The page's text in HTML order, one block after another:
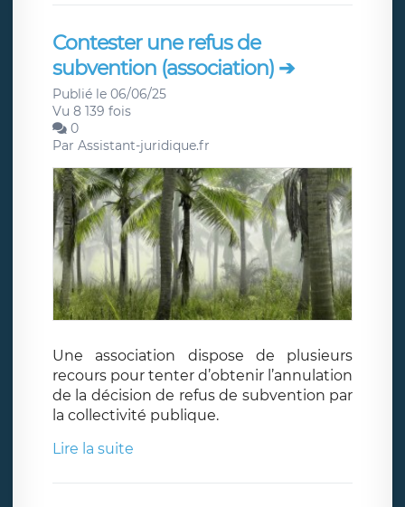
Contester une refus de
subvention (association) ➔
Publié le 06/06/25
Vu 8 139 fois
0
Par Assistant-juridique.fr
Une association dispose de plusieurs
recours pour tenter d’obtenir l’annulation
de la décision de refus de subvention par
la collectivité publique.
Lire la suite